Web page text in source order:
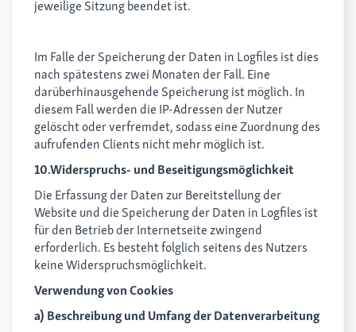
jeweilige Sitzung beendet ist.
Im Falle der Speicherung der Daten in Logfiles ist dies
nach spätestens zwei Monaten der Fall. Eine
darüberhinausgehende Speicherung ist möglich. In
diesem Fall werden die IP-Adressen der Nutzer
gelöscht oder verfremdet, sodass eine Zuordnung des
aufrufenden Clients nicht mehr möglich ist.
10.Widerspruchs- und Beseitigungsmöglichkeit
Die Erfassung der Daten zur Bereitstellung der
Website und die Speicherung der Daten in Logfiles ist
für den Betrieb der Internetseite zwingend
erforderlich. Es besteht folglich seitens des Nutzers
keine Widerspruchsmöglichkeit.
Verwendung von Cookies
a) Beschreibung und Umfang der Datenverarbeitung